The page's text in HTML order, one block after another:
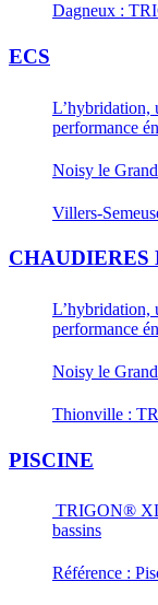
Dagneux :
ECS
L’hybridation,
performance
Noisy le
Villers-
CHAUDIERES
L’hybridation,
performance
Noisy le
Thionville :
PISCINE
TRIGON® XL
bassins
Référence :